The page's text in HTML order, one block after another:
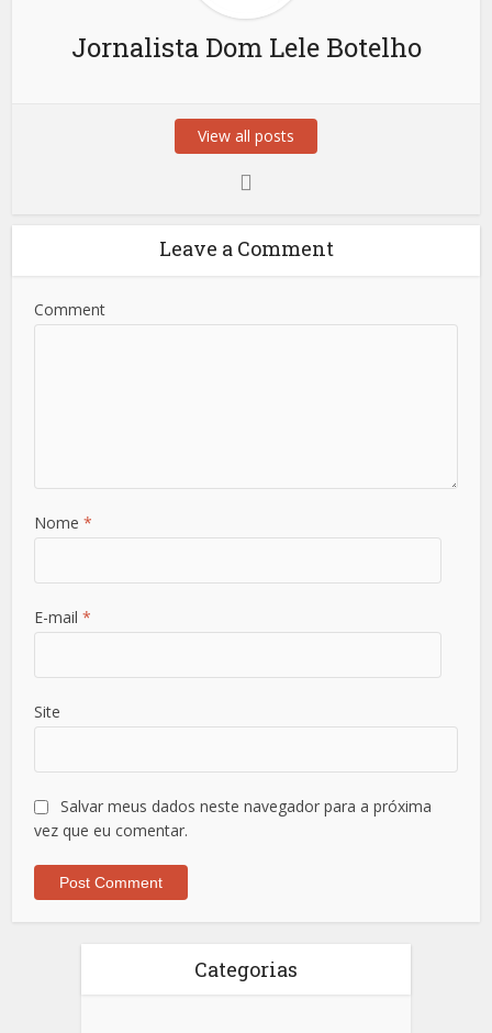
Jornalista Dom Lele Botelho
View all posts
Leave a Comment
Comment
Nome*
E-mail*
Site
Salvar meus dados neste navegador para a próxima
vez que eu comentar.
Categorias